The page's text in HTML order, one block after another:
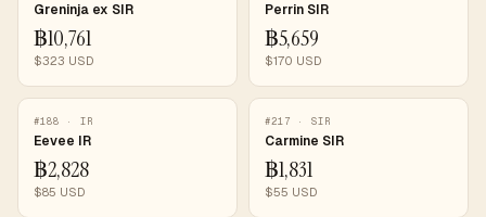
Greninja ex SIR
฿10,761
$323 USD
Perrin SIR
฿5,659
$170 USD
#188 · IR
Eevee IR
฿2,828
$85 USD
#217 · SIR
Carmine SIR
฿1,831
$55 USD